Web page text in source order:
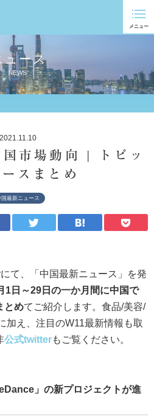
ュース
NEWS
2021.11.10
市場動向 | トピッ
スまとめ
国最新ニュース
て、「中国最新ニュース」を発
1日～29日の一か月間に中国で
とめてご紹介します。食品/美容/
加え、注目のW11最新情報も取
公式twitterもご覧ください。
」の新プロジェクトが進